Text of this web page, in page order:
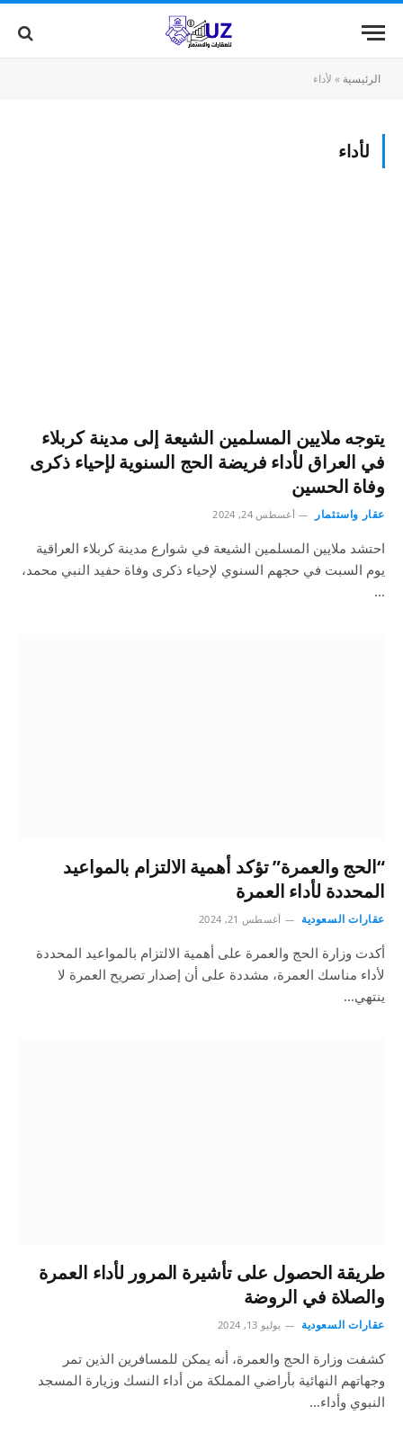
الرئيسية » لأداء
لأداء
يتوجه ملايين المسلمين الشيعة إلى مدينة كربلاء
في العراق لأداء فريضة الحج السنوية لإحياء ذكرى
وفاة الحسين
عقار واستثمار أغسطس 24, 2024
احتشد ملايين المسلمين الشيعة في شوارع مدينة كربلاء العراقية
يوم السبت في حجهم السنوي لإحياء ذكرى وفاة حفيد النبي محمد،
…
“الحج والعمرة” تؤكد أهمية الالتزام بالمواعيد
المحددة لأداء العمرة
عقارات السعودية أغسطس 21, 2024
أكدت وزارة الحج والعمرة على أهمية الالتزام بالمواعيد المحددة
لأداء مناسك العمرة، مشددة على أن إصدار تصريح العمرة لا
ينتهي…
طريقة الحصول على تأشيرة المرور⁩ لأداء العمرة
والصلاة في الروضة
عقارات السعودية يوليو 13, 2024
كشفت وزارة الحج والعمرة، أنه يمكن للمسافرين الذين تمر
وجهاتهم النهائية بأراضي المملكة من أداء النسك وزيارة المسجد
النبوي وأداء…